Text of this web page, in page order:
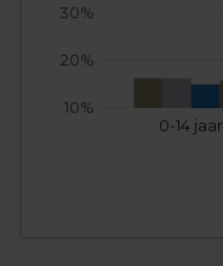
0-14 jaar
10%
20%
30%